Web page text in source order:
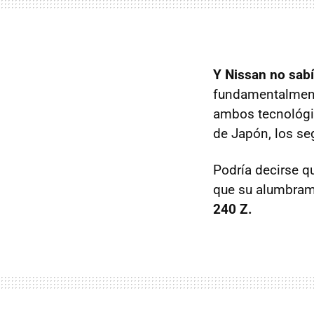
Y Nissan no
ambos
de Japón, los
Podría decirse
que su
240 Z.